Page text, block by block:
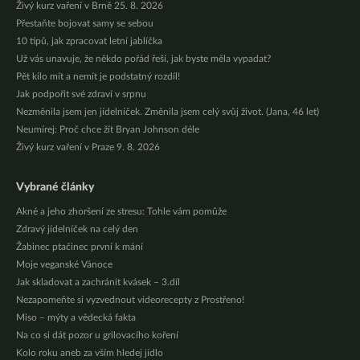
Živý kurz vaření v Brně 25. 8. 2026
Přestaňte bojovat samy se sebou
10 tipů, jak zpracovat letní jablíčka
Už vás unavuje, že někdo pořád řeší, jak byste měla vypadat?
Pět kilo mít a nemít je podstatný rozdíl!
Jak podpořit své zdraví v srpnu
Nezměnila jsem jen jídelníček. Změnila jsem celý svůj život. (Jana, 46 let)
Neumírej: Proč chce žít Bryan Johnson déle
Živý kurz vaření v Praze 9. 8. 2026
Vybrané články
Akné a jeho zhoršení ze stresu: Tohle vám pomůže
Zdravý jídelníček na celý den
Žabinec ptačinec první k mání
Moje veganské Vánoce
Jak skladovat a zachránit kvásek – 3.díl
Nezapomeňte si vyzvednout videorecepty z Prostřeno!
Miso – mýty a vědecká fakta
Na co si dát pozor u grilovacího koření
Kolo roku aneb za vším hledej jídlo